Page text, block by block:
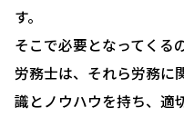
人事評価制度につ
確定拠出型年金に
す。
そこで必要となってくる
労務士は、それら労務に
識とノウハウを持ち、適